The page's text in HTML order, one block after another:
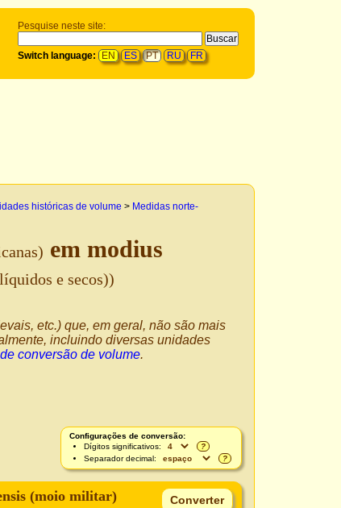
Pesquise neste site:
Switch language: EN ES PT RU FR
históricas de volume > Medidas norte-
em modius
e secos))
etc.) que, em geral, não são mais
incluindo diversas unidades
conversão de volume.
Configurações de conversão:
Dígitos significativos:
?
Separador decimal:
?
(moio militar)